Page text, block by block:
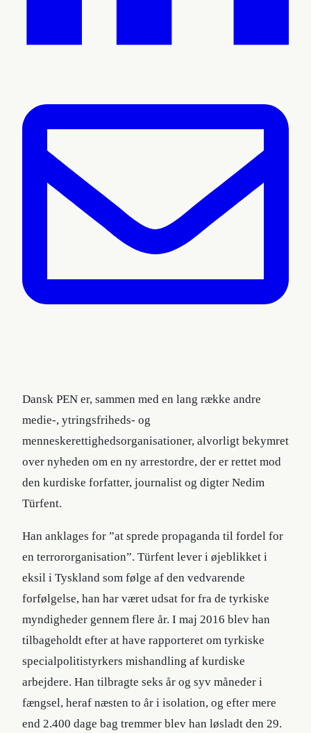
Dansk PEN er, sammen med en lang række andre
medie-, ytringsfriheds- og
menneskerettighedsorganisationer, alvorligt bekymret
over nyheden om en ny arrestordre, der er rettet mod
den kurdiske forfatter, journalist og digter Nedim
Türfent.
Han anklages for ”at sprede propaganda til fordel for
en terrororganisation”. Türfent lever i øjeblikket i
eksil i Tyskland som følge af den vedvarende
forfølgelse, han har været udsat for fra de tyrkiske
myndigheder gennem flere år. I maj 2016 blev han
tilbageholdt efter at have rapporteret om tyrkiske
specialpolitistyrkers mishandling af kurdiske
arbejdere. Han tilbragte seks år og syv måneder i
fængsel, heraf næsten to år i isolation, og efter mere
end 2.400 dage bag tremmer blev han løsladt den 29.